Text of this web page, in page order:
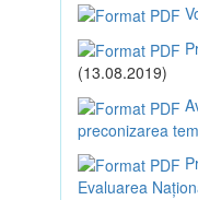
(13.08.2019)
preconizarea
Evaluarea